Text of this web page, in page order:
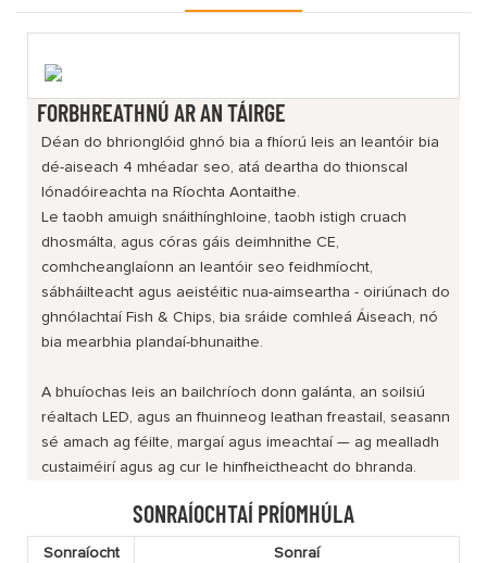
FORBHREATHNÚ AR AN TÁIRGE
Déan do bhrionglóid ghnó bia a fhíorú leis an leantóir bia
dé-aiseach 4 mhéadar seo, atá deartha do thionscal
lónadóireachta na Ríochta Aontaithe.
Le taobh amuigh snáithínghloine, taobh istigh cruach
dhosmálta, agus córas gáis deimhnithe CE,
comhcheanglaíonn an leantóir seo feidhmíocht,
sábháilteacht agus aeistéitic nua-aimseartha - oiriúnach do
ghnólachtaí Fish & Chips, bia sráide comhleá Áiseach, nó
bia mearbhia plandaí-bhunaithe.
A bhuíochas leis an bailchríoch donn galánta, an soilsiú
réaltach LED, agus an fhuinneog leathan freastail, seasann
sé amach ag féilte, margaí agus imeachtaí — ag mealladh
custaiméirí agus ag cur le hinfheictheacht do bhranda.
SONRAÍOCHTAÍ PRÍOMHÚLA
Sonraíocht Sonraí